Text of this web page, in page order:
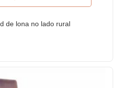
de lona no lado rural